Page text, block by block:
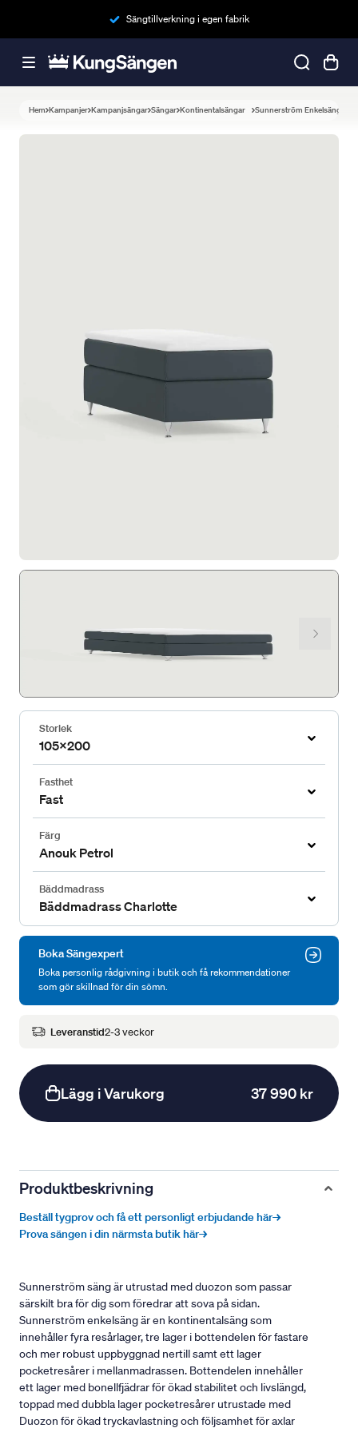
Sängtillverkning i egen fabrik
Hem Kampanjer Kampanjsängar Sängar Kontinentalsängar Sunnerström Enkelsäng
Storlek
105x200
Fasthet
Fast
Färg
Anouk Petrol
Bäddmadrass
Bäddmadrass Charlotte
Boka Sängexpert
Boka personlig rådgivning i butik och få rekommendationer
som gör skillnad för din sömn.
Leveranstid2-3 veckor
Lägg i Varukorg 37 990 kr
Produktbeskrivning
Beställ tygprov och få ett personligt erbjudande här→
Prova sängen i din närmsta butik här→
Sunnerström säng är utrustad med duozon som passar
särskilt bra för dig som föredrar att sova på sidan.
Sunnerström enkelsäng är en kontinentalsäng som
innehåller fyra resårlager, tre lager i bottendelen för fastare
och mer robust uppbyggnad nertill samt ett lager
pocketresårer i mellanmadrassen. Bottendelen innehåller
ett lager med bonellfjädrar för ökad stabilitet och livslängd,
toppad med dubbla lager pocketresårer utrustade med
Duozon för ökad tryckavlastning och följsamhet för axlar